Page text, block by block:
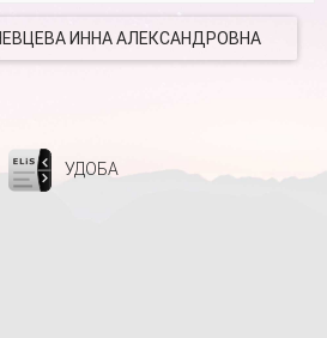
ИННА АЛЕКСАНДРОВНА
УДОБА